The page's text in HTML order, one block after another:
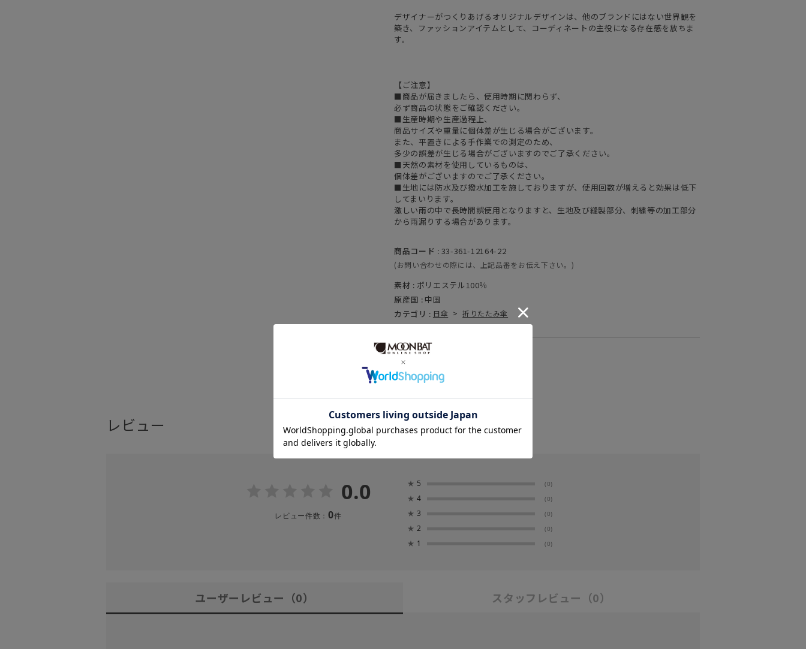
デザイナーがつくりあげるオリジナルデザインは、他のブランドにはない世界観を
築き、ファッションアイテムとして、コーディネートの主役になる存在感を放ちま
す。
【ご注意】
■商品が届きましたら、使用時期に関わらず、
必ず商品の状態をご確認ください。
■生産時期や生産過程上、
商品サイズや重量に個体差が生じる場合がございます。
また、平置きによる手作業での測定のため、
多少の誤差が生じる場合がございますのでご了承ください。
■天然の素材を使用しているものは、
個体差がございますのでご了承ください。
■生地には防水及び撥水加工を施しておりますが、使用回数が増えると効果は低下
してまいります。
激しい雨の中で長時間誤使用となりますと、生地及び縫製部分、刺繍等の加工部分
から雨漏りする場合があります。
商品コード : 33-361-12164-22
(お問い合わせの際には、上記品番をお伝え下さい。)
素材 : ポリエステル100％
原産国 : 中国
カテゴリ : 日傘 > 折りたたみ傘
関連キーワード
親骨：～50cm
レビュー
0.0
レビュー件数： 0件
★ 5 (0)
★ 4 (0)
★ 3 (0)
★ 2 (0)
★ 1 (0)
ユーザーレビュー （0） スタッフレビュー （0）